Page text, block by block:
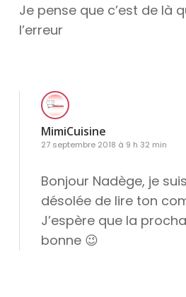
Je pense que c’est de là
l’erreur
MimiCuisine
27 septembre 2018 à 9 h 32 min
Bonjour Nadège, je
désolée de lire ton
J’espère que la
bonne 😉